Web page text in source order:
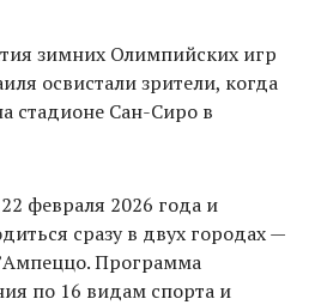
зимних Олимпийских игр
освистали зрители, когда
стадионе Сан-Сиро в
февраля 2026 года и
сразу в двух городах —
Программа
по 16 видам спорта и